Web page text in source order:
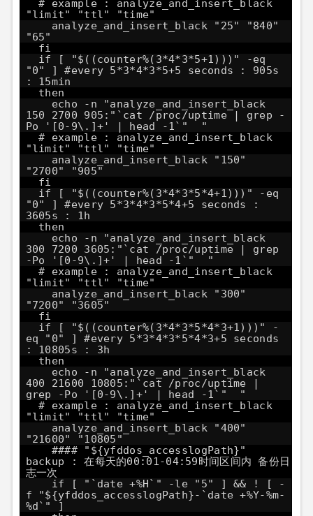
# example : analyze_and_insert_black
"limit" "ttl" "time"
analyze_and_insert_black "25" "840"
"65"
fi
if [ "$((counter%(3*4*3*5+1)))" -eq
"0" ] #every 5*3*4*3*5+5 seconds : 905s
: 15min
then
echo -n "analyze_and_insert_black
150 2700 905:"`cat /proc/uptime | grep -
Po '[0-9\.]+' | head -1`" "
# example : analyze_and_insert_black
"limit" "ttl" "time"
analyze_and_insert_black "150"
"2700" "905"
fi
if [ "$((counter%(3*4*3*5*4+1)))" -eq
"0" ] #every 5*3*4*3*5*4+5 seconds :
3605s : 1h
then
echo -n "analyze_and_insert_black
300 7200 3605:"`cat /proc/uptime | grep
-Po '[0-9\.]+' | head -1`" "
# example : analyze_and_insert_black
"limit" "ttl" "time"
analyze_and_insert_black "300"
"7200" "3605"
fi
if [ "$((counter%(3*4*3*5*4*3+1)))" -
eq "0" ] #every 5*3*4*3*5*4*3+5 seconds
: 10805s : 3h
then
echo -n "analyze_and_insert_black
400 21600 10805:"`cat /proc/uptime |
grep -Po '[0-9\.]+' | head -1`" "
# example : analyze_and_insert_black
"limit" "ttl" "time"
analyze_and_insert_black "400"
"21600" "10805"
#### "${yfddos_accesslogPath}"
backup : 在每天的00:01-04:59时间区间内 备份日
志一次
if [ "`date +%H`" -le "5" ] && ! [ -
f "${yfddos_accesslogPath}-`date +%Y-%m-
%d`" ]